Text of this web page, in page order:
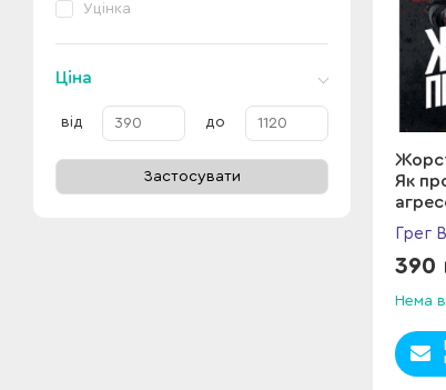
Уцінка
Ціна
від до
Застосувати
Як
Грег
390
Нема